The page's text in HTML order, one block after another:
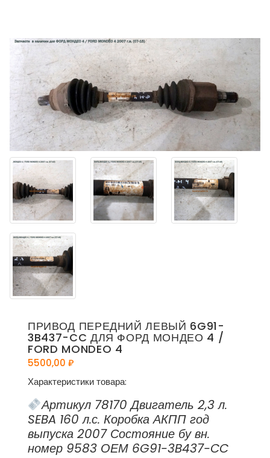
ПРИВОД ПЕРЕДНИЙ ЛЕВЫЙ 6G91-
3B437-CC ДЛЯ ФОРД МОНДЕО 4 /
FORD MONDEO 4
5500,00 ₽
Характеристики товара:
Артикул 78170 Двигатель 2,3 л.
SEBA 160 л.с. Коробка АКПП год
выпуска 2007 Состояние бу вн.
номер 9583 ОЕМ 6G91-3B437-CC